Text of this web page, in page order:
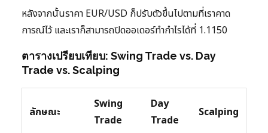
หลังจากนั้นราคา EUR/USD ก็ปรับตัวขึ้นไปตามที่เราคาด
การณ์ไว้ และเราก็สามารถปิดออเดอร์ทำกำไรได้ที่ 1.1150
ตารางเปรียบเทียบ: Swing Trade vs. Day
Trade vs. Scalping
ลักษณะ
Swing
Trade
Day
Trade
Scalping